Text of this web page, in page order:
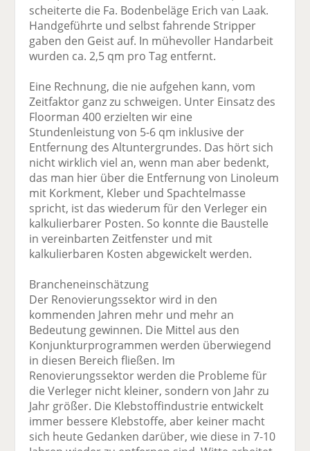
scheiterte die Fa. Bodenbeläge Erich van Laak.
Handgeführte und selbst fahrende Stripper
gaben den Geist auf. In mühevoller Handarbeit
wurden ca. 2,5 qm pro Tag entfernt.
Eine Rechnung, die nie aufgehen kann, vom
Zeitfaktor ganz zu schweigen. Unter Einsatz des
Floorman 400 erzielten wir eine
Stundenleistung von 5-6 qm inklusive der
Entfernung des Altuntergrundes. Das hört sich
nicht wirklich viel an, wenn man aber bedenkt,
das man hier über die Entfernung von Linoleum
mit Korkment, Kleber und Spachtelmasse
spricht, ist das wiederum für den Verleger ein
kalkulierbarer Posten. So konnte die Baustelle
in vereinbarten Zeitfenster und mit
kalkulierbaren Kosten abgewickelt werden.
Brancheneinschätzung
Der Renovierungssektor wird in den
kommenden Jahren mehr und mehr an
Bedeutung gewinnen. Die Mittel aus den
Konjunkturprogrammen werden überwiegend
in diesen Bereich fließen. Im
Renovierungssektor werden die Probleme für
die Verleger nicht kleiner, sondern von Jahr zu
Jahr größer. Die Klebstoffindustrie entwickelt
immer bessere Klebstoffe, aber keiner macht
sich heute Gedanken darüber, wie diese in 7-10